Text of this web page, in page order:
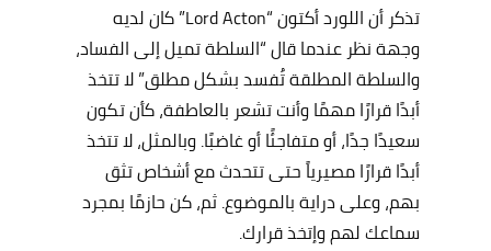
تذكر أن اللورد أكتون “Lord Acton” كان لديه
وجهة نظر عندما قال “السلطة تميل إلى الفساد،
والسلطة المطلقة تُفسد بشكل مطلق” لا تتخذ
أبدًا قرارًا مهمًا وأنت تشعر بالعاطفة، كأن تكون
سعيدًا جدًا، أو متفاجئًا أو غاضبًا. وبالمثل، لا تتخذ
أبدًا قرارًا مصيرياً حتى تتحدث مع أشخاص تثق
بهم، وعلى دراية بالموضوع. ثم، كن حازمًا بمجرد
سماعك لهم وإتخذ قرارك.